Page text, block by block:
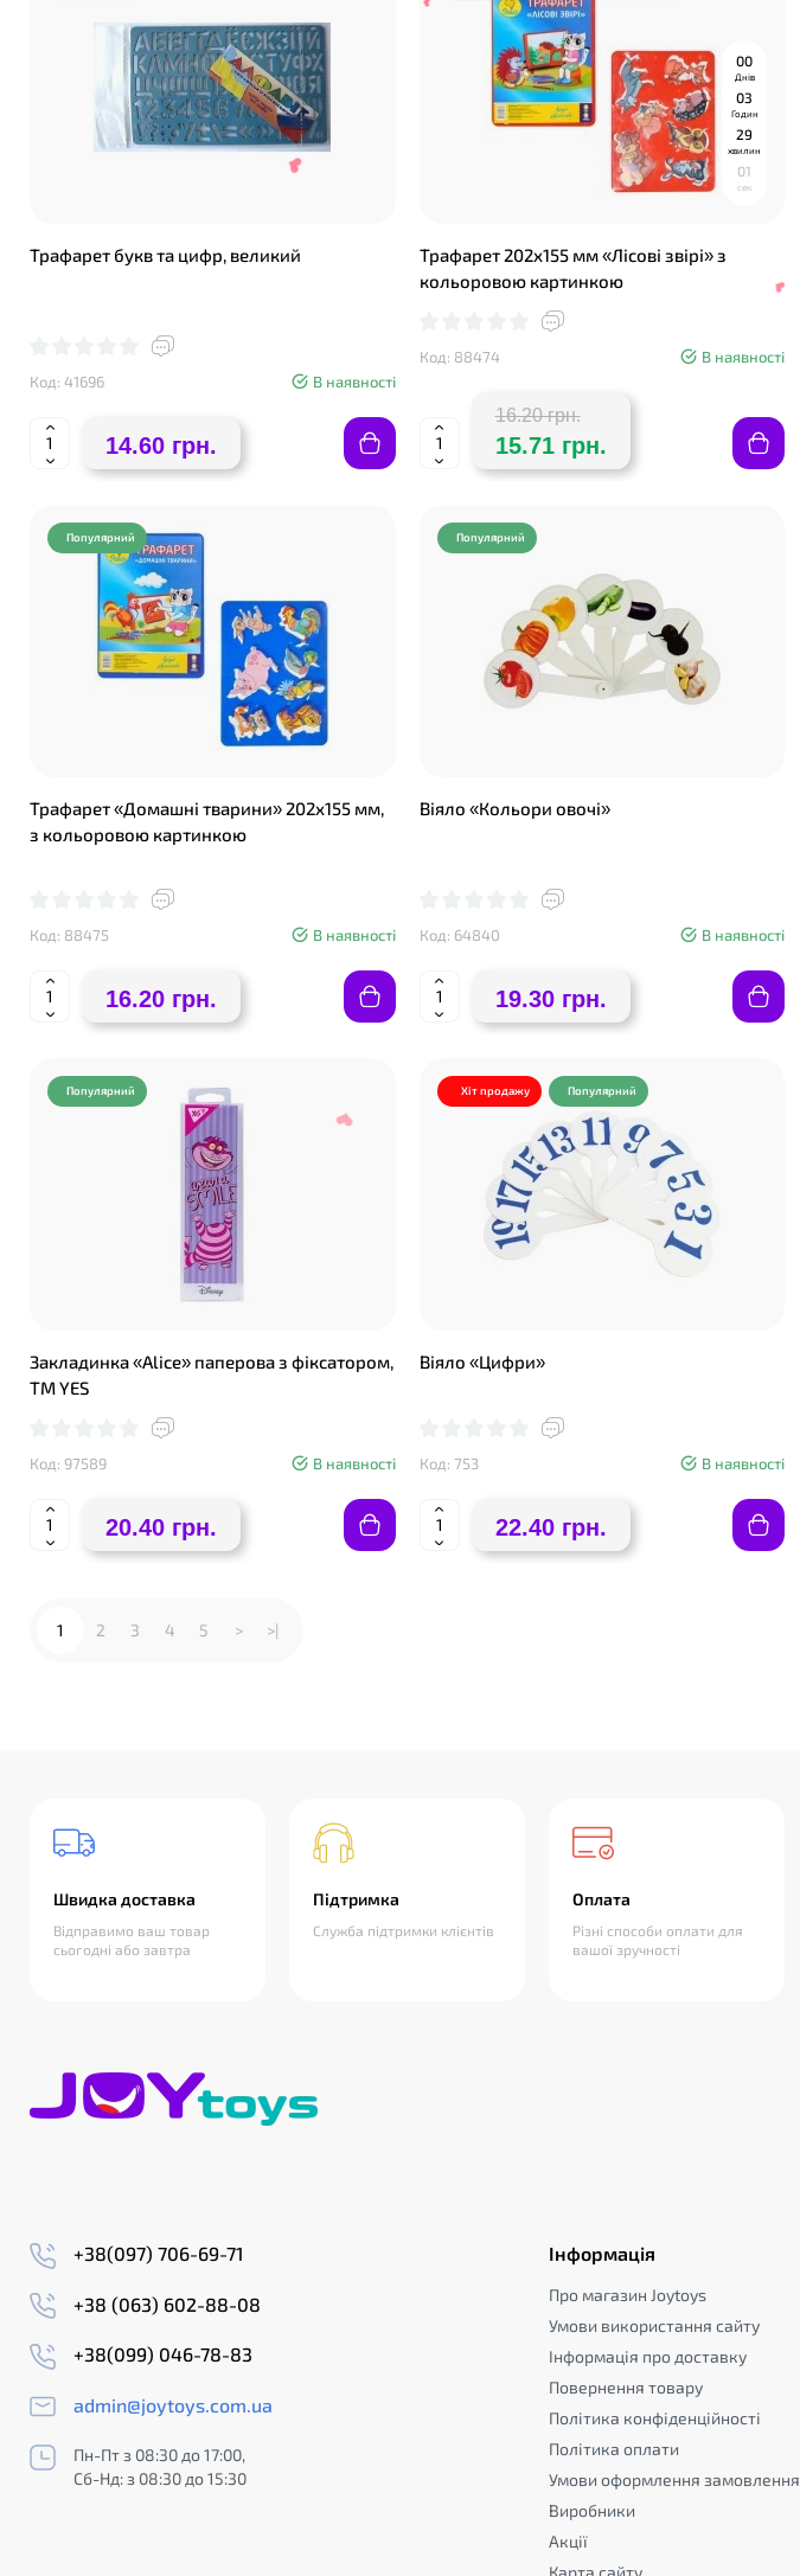
Трафарет букв та цифр, великий
Код: 41696 В наявності
14.60 грн.
00
Днів
03
Годин
29
хвилин
00
сек
Трафарет 202х155 мм «Лісові звірі» з
кольоровою картинкою
Код: 88474 В наявності
16.20 грн.
15.71 грн.
Популярний
Трафарет «Домашні тварини» 202х155 мм,
з кольоровою картинкою
Код: 88475 В наявності
16.20 грн.
Популярний
Віяло «Кольори овочі»
Код: 64840 В наявності
19.30 грн.
Популярний
Закладинка «Alice» паперова з фіксатором,
ТМ YES
Код: 97589 В наявності
20.40 грн.
Хіт продажу Популярний
Віяло «Цифри»
Код: 753 В наявності
22.40 грн.
1 2 3 4 5 > >|
Швидка доставка
Відправимо ваш товар
сьогодні або завтра
Підтримка
Служба підтримки клієнтів
Оплата
Різні способи оплати для
вашої зручності
+38(097) 706-69-71
+38 (063) 602-88-08
+38(099) 046-78-83
admin@joytoys.com.ua
Пн-Пт з 08:30 до 17:00,
Сб-Нд: з 08:30 до 15:30
Інформація
Про магазин Joytoys
Умови використання сайту
Інформація про доставку
Повернення товару
Політика конфіденційності
Політика оплати
Умови оформлення замовлення
Виробники
Акції
Карта сайту
❤
❤